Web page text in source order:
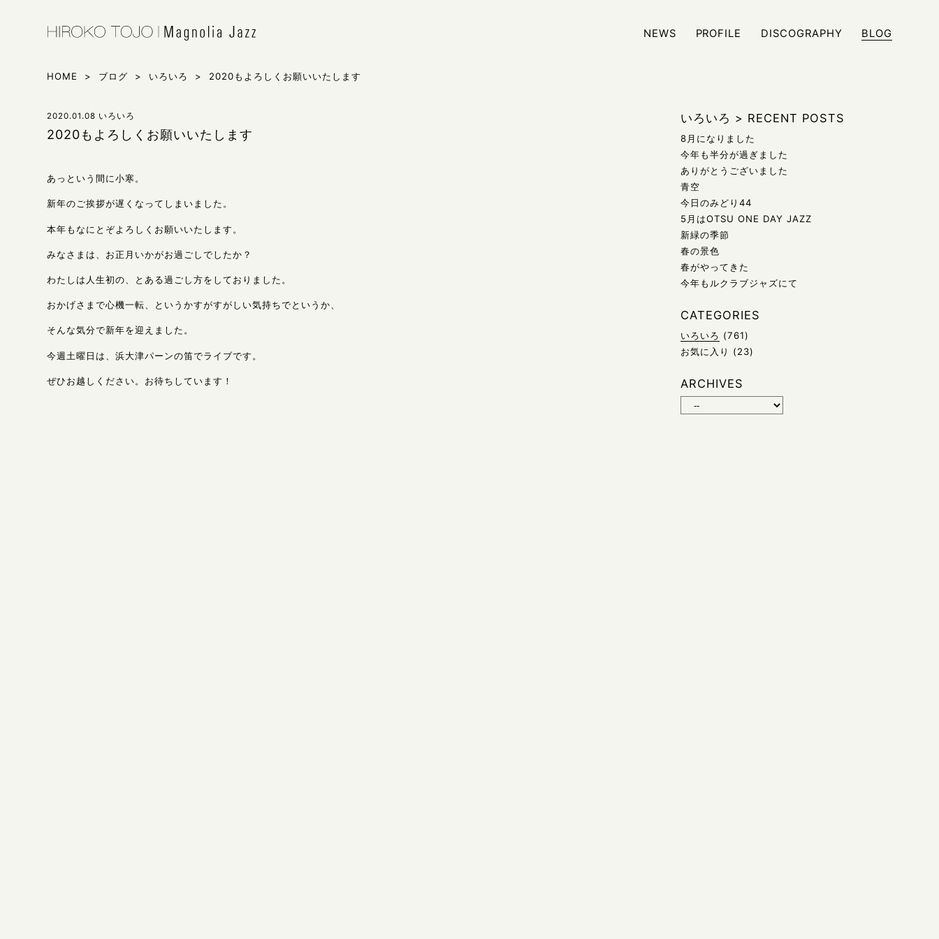
NEWS PROFILE DISCOGRAPHY BLOG
HOME > ブログ > いろいろ > 2020もよろしくお願いいたします
2020.01.08 いろいろ
2020もよろしくお願いいたします
あっという間に小寒。
新年のご挨拶が遅くなってしまいました。
本年もなにとぞよろしくお願いいたします。
みなさまは、お正月いかがお過ごしでしたか？
わたしは人生初の、とある過ごし方をしておりました。
おかげさまで心機一転、というかすがすがしい気持ちでというか、
そんな気分で新年を迎えました。
今週土曜日は、浜大津パーンの笛でライブです。
ぜひお越しください。お待ちしています！
いろいろ > RECENT POSTS
8月になりました
今年も半分が過ぎました
ありがとうございました
青空
今日のみどり44
5月はOTSU ONE DAY JAZZ
新緑の季節
春の景色
春がやってきた
今年もルクラブジャズにて
CATEGORIES
いろいろ (761)
お気に入り
(23)
ARCHIVES